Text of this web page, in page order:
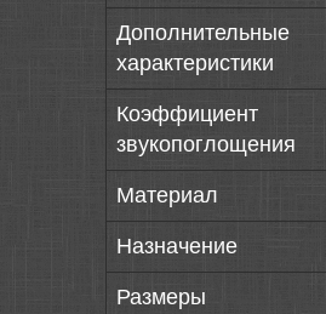
Дополнительные
характеристики
Коэффициент
звукопоглощения
Материал
Назначение
Размеры